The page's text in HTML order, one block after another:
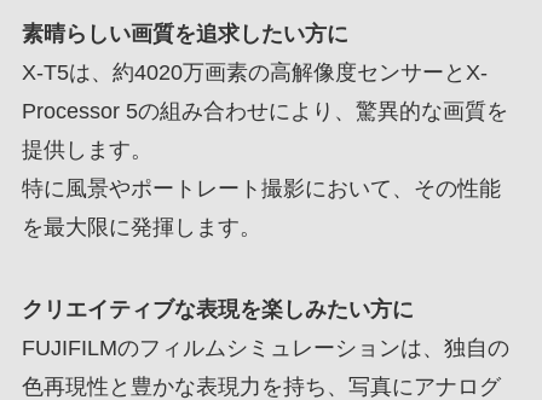
素晴らしい画質を追求したい方に
X-T5は、約4020万画素の高解像度センサーとX-
Processor 5の組み合わせにより、驚異的な画質を
提供します。
特に風景やポートレート撮影において、その性能
を最大限に発揮します。
クリエイティブな表現を楽しみたい方に
FUJIFILMのフィルムシミュレーションは、独自の
色再現性と豊かな表現力を持ち、写真にアナログ